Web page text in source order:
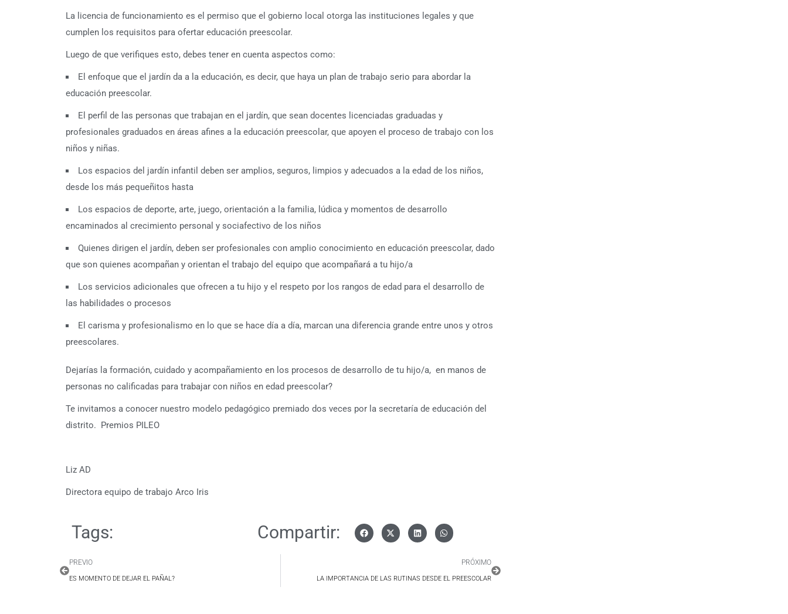
La licencia de funcionamiento es el permiso que el gobierno local otorga las instituciones legales y que
cumplen los requisitos para ofertar educación preescolar.
Luego de que verifiques esto, debes tener en cuenta aspectos como:
El enfoque que el jardín da a la educación, es decir, que haya un plan de trabajo serio para abordar la
educación preescolar.
El perfil de las personas que trabajan en el jardín, que sean docentes licenciadas graduadas y
profesionales graduados en áreas afines a la educación preescolar, que apoyen el proceso de trabajo con los
niños y niñas.
Los espacios del jardín infantil deben ser amplios, seguros, limpios y adecuados a la edad de los niños,
desde los más pequeñitos hasta
Los espacios de deporte, arte, juego, orientación a la familia, lúdica y momentos de desarrollo
encaminados al crecimiento personal y sociafectivo de los niños
Quienes dirigen el jardín, deben ser profesionales con amplio conocimiento en educación preescolar, dado
que son quienes acompañan y orientan el trabajo del equipo que acompañará a tu hijo/a
Los servicios adicionales que ofrecen a tu hijo y el respeto por los rangos de edad para el desarrollo de
las habilidades o procesos
El carisma y profesionalismo en lo que se hace día a día, marcan una diferencia grande entre unos y otros
preescolares.
Dejarías la formación, cuidado y acompañamiento en los procesos de desarrollo de tu hijo/a, en manos de
personas no calificadas para trabajar con niños en edad preescolar?
Te invitamos a conocer nuestro modelo pedagógico premiado dos veces por la secretaría de educación del
distrito. Premios PILEO
Liz AD
Directora equipo de trabajo Arco Iris
Tags: Compartir:
PREVIO
ES MOMENTO DE DEJAR EL PAÑAL?
PRÓXIMO
LA IMPORTANCIA DE LAS RUTINAS DESDE EL PREESCOLAR